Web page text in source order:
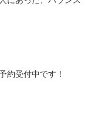
約受付中です！